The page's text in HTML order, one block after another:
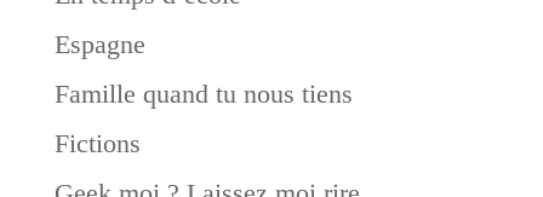
Espagne
Famille quand tu nous tiens
Fictions